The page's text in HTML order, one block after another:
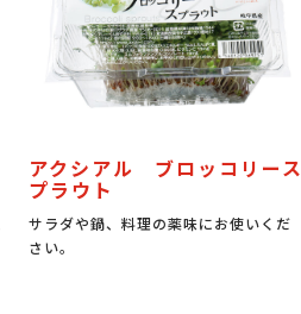
アクシアル ブロッコリース
プラウト
サラダや鍋、料理の薬味にお使いくだ
さい。